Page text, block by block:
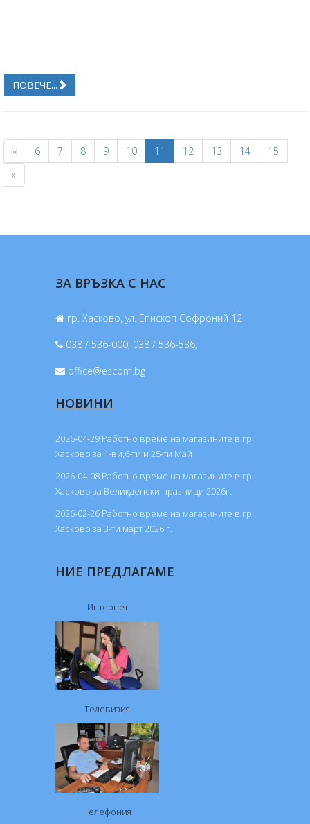
ПОВЕЧЕ...
« 6 7 8 9 10 11 12 13 14
15
»
ЗА ВРЪЗКА С НАС
гр. Хасково, ул. Епископ Софроний 12
038 / 536-000; 038 / 536-536;
office@escom.bg
НОВИНИ
2026-04-29 Работно време на магазините в гр.
Хасково за 1-ви,6-ти и 25-ти Май
2026-04-08 Работно време на магазините в гр.
Хасково за Великденски празници 2026г.
2026-02-26 Работно време на магазините в гр.
Хасково за 3-ти март 2026 г.
НИЕ ПРЕДЛАГАМЕ
Интернет
Телевизия
Телефония